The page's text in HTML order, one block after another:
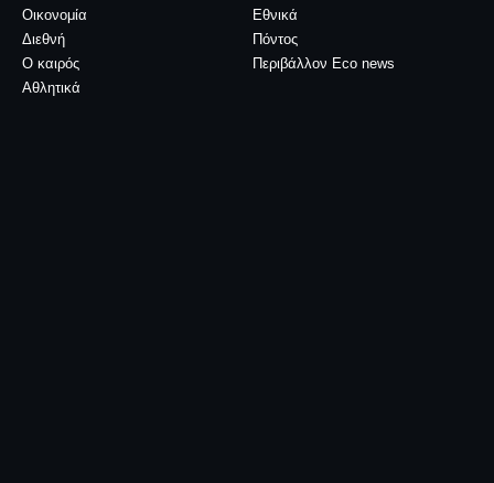
Οικονομία
Εθνικά
Διεθνή
Πόντος
Ο καιρός
Περιβάλλον Eco news
Αθλητικά